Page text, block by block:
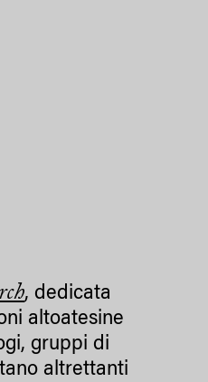
, dedicata
altoatesine
gruppi di
altrettanti